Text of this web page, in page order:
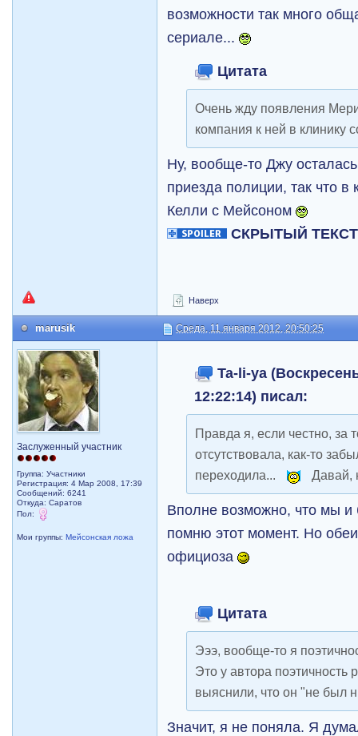
возможности так много
сериале...
Цитата
Очень жду появления
компания к ней в клинику
Ну, вообще-то Джу
приезда полиции, так что в
Келли с Мейсоном
СКРЫТЫЙ ТЕКСТ
Наверх
marusik Среда, 11 января 2012, 20:50:25
Заслуженный участник
Группа: Участники
Регистрация: 4 Мар 2008, 17:39
Сообщений: 6241
Откуда: Саратов
Пол:
Мои группы:Мейсонская ложа
Ta-li-ya
12:22:14) писал:
Правда я, если честно, за
отсутствовала, как-то
переходила...
Давай,
Вполне возможно, что мы
помню этот момент. Но
официоза
Цитата
Эээ, вообще-то я
Это у автора поэтичность
выяснили, что он "не был
Значит, я не поняла. Я